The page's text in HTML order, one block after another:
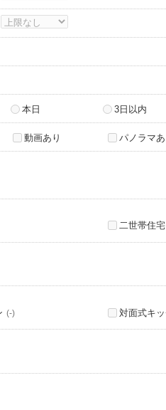
本日 3日以内
動画あり パノラマあ
二世帯住宅
(-) 対面式キ